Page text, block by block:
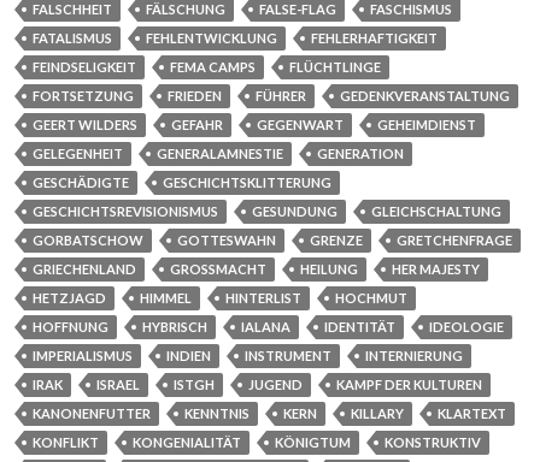
FALSCHHEIT
FÄLSCHUNG FALSE-FLAG
FASCHISMUS
FATALISMUS
FEHLENTWICKLUNG
FEHLERHAFTIGKEIT
FEINDSELIGKEIT
FEMA CAMPS
FLÜCHTLINGE
FORTSETZUNG
FRIEDEN FÜHRER
GEDENKVERANSTALTUNG
GEERT WILDERS
GEFAHR GEGENWART
GEHEIMDIENST
GELEGENHEIT
GENERALAMNESTIE
GENERATION
GESCHÄDIGTE
GESCHICHTSKLITTERUNG
GESCHICHTSREVISIONISMUS
GESUNDUNG
GLEICHSCHALTUNG
GORBATSCHOW
GOTTESWAHN GRENZE
GRETCHENFRAGE
GRIECHENLAND
GROSSMACHT HEILUNG
HER MAJESTY
HETZJAGD
HIMMEL HINTERLIST
HOCHMUT
HOFFNUNG
HYBRISCH IALANA IDENTITÄT
IDEOLOGIE
IMPERIALISMUS
INDIEN INSTRUMENT
INTERNIERUNG
IRAK
ISRAEL ISTGH JUGEND
KAMPF DER KULTUREN
KANONENFUTTER
KENNTNIS KERN KILLARY
KLARTEXT
KONFLIKT
KONGENIALITÄT KÖNIGTUM
KONSTRUKTIV